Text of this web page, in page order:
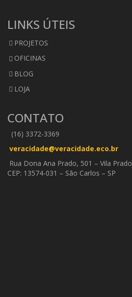
LINKS ÚTEIS
PROJETOS
OFICINAS
BLOG
LOJA
CONTATO
(16) 3372-3369
veracidade@veracidade.eco.br
Rua Dona Ana Prado, 501 – Vila Prado
CEP: 13574-031 – São Carlos – SP